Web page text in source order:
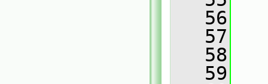
   56
   57
   58
   59